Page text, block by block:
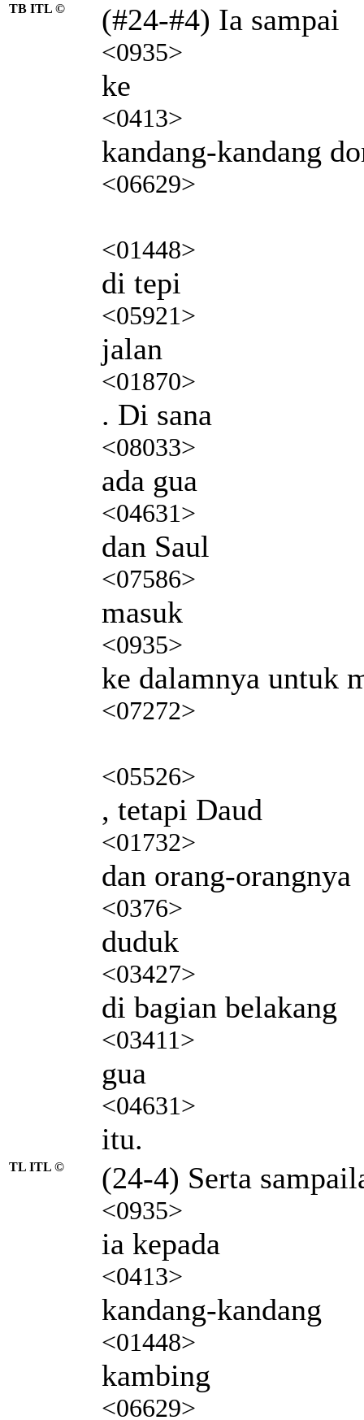
TB ITL © (#24-#4) Ia sampai
<0935>
ke
<0413>
kandang-kandang
<06629>
<01448>
di tepi
<05921>
jalan
<01870>
. Di sana
<08033>
ada gua
<04631>
dan Saul
<07586>
masuk
<0935>
ke dalamnya untuk
<07272>
<05526>
, tetapi Daud
<01732>
dan orang-orangnya
<0376>
duduk
<03427>
di bagian belakang
<03411>
gua
<04631>
itu.
TL ITL © (24-4) Serta
<0935>
ia kepada
<0413>
kandang-kandang
<01448>
kambing
<06629>